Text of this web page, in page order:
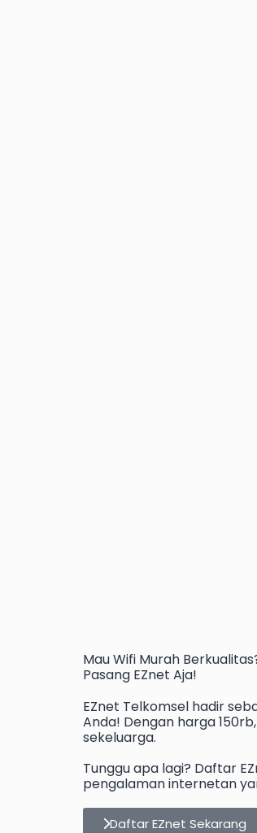
MauWifi Murah
Pasang EZnet Aja!
EZnet Telkomsel hadir
Anda! Dengan harga
sekeluarga.
Tunggu apa lagi? Daftar
pengalaman internetan
Daftar EZnet Sekarang